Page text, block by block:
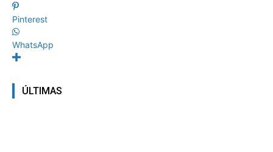
Pinterest
WhatsApp
ÚLTIMAS